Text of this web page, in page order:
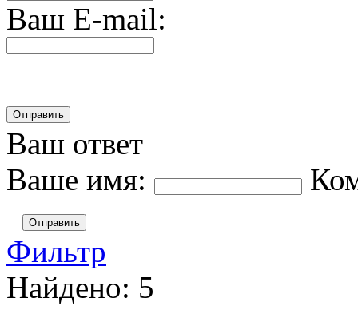
Ваш E-mail:
Ваш ответ
Ваше имя:
Отправить
Фильтр
Найдено: 5